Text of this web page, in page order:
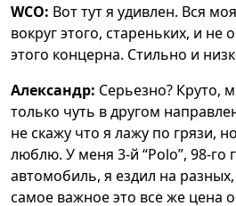
WCO: Вот тут я удивлен. Вся
вокруг этого, стареньких, и не
этого концерна. Стильно и
Александр: Серьезно? Круто,
только чуть в другом
не скажу что я лажу по грязи,
люблю. У меня 3-й “Polo”, 98-го
автомобиль, я ездил на
самое важное это все же цена